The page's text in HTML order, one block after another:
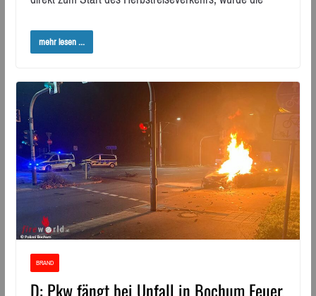
mehr lesen ...
BRAND
D: Pkw fängt bei Unfall in Bochum Feuer,